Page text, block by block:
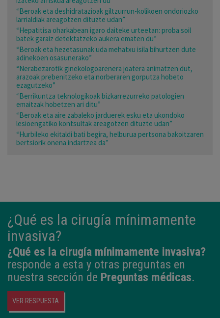
“Beroak eta deshidratazioak giltzurrun-kolikoen ondoriozko
larrialdiak areagotzen dituzte udan”
“Hepatitisa oharkabean igaro daiteke urteetan: proba soil
batek garaiz detektatzeko aukera ematen du”
“Beroak eta hezetasunak uda mehatxu isila bihurtzen dute
adinekoen osasunerako”
“Nerabezarotik ginekologoarenera joatera animatzen dut,
arazoak prebenitzeko eta norberaren gorputza hobeto
ezagutzeko”
“Berrikuntza teknologikoak bizkarrezurreko patologien
emaitzak hobetzen ari ditu”
“Beroak eta aire zabaleko jarduerek esku eta ukondoko
lesioengatiko kontsultak areagotzen dituzte udan”
“Hurbileko ekitaldi bati begira, helburua pertsona bakoitzaren
bertsiorik onena indartzea da”
¿Qué es la cirugía mínimamente
invasiva?
¿Qué es la cirugía mínimamente invasiva?
responde a esta y otras preguntas en
nuestra sección de Preguntas médicas.
VER RESPUESTA